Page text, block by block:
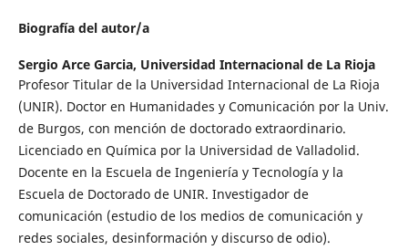
Biografía del autor/a
Sergio Arce Garcia, Universidad Internacional de La Rioja
Profesor Titular de la Universidad Internacional de La Rioja
(UNIR). Doctor en Humanidades y Comunicación por la Univ.
de Burgos, con mención de doctorado extraordinario.
Licenciado en Química por la Universidad de Valladolid.
Docente en la Escuela de Ingeniería y Tecnología y la
Escuela de Doctorado de UNIR. Investigador de
comunicación (estudio de los medios de comunicación y
redes sociales, desinformación y discurso de odio).